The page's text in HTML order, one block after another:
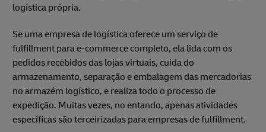
logística própria.
Se uma empresa de logística oferece um serviço de
fulfillment para e-commerce completo, ela lida com os
pedidos recebidos das lojas virtuais, cuida do
armazenamento, separação e embalagem das mercadorias
no armazém logístico, e realiza todo o processo de
expedição. Muitas vezes, no entando, apenas atividades
específicas são terceirizadas para empresas de fulfillment.